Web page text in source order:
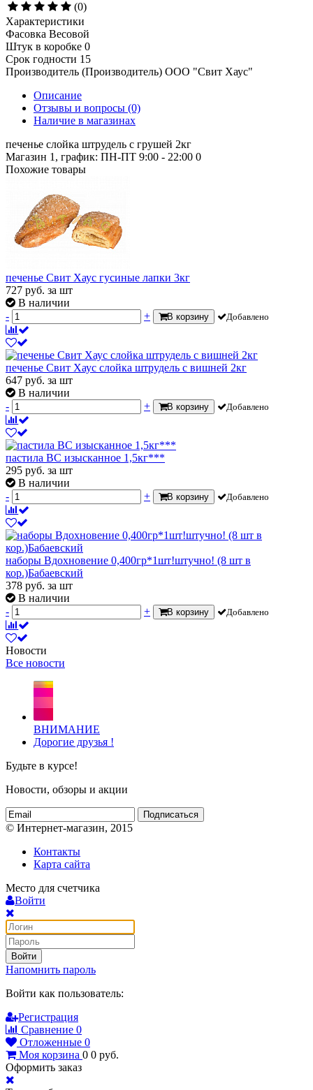
(0)
Характеристики
Фасовка Весовой
Штук в коробке 0
Срок годности 15
Производитель (Производитель) ООО "Свит Хаус"
Описание
Отзывы и вопросы (0)
Наличие в магазинах
печенье слойка штрудель с грушей 2кг
Магазин 1, график: ПН-ПТ 9:00 - 22:00 0
Похожие товары
печенье Свит Хаус гусиные лапки 3кг
727 руб. за шт
В наличии
-
+ В корзину Добавлено
печенье Свит Хаус слойка штрудель с вишней 2кг
647 руб. за шт
В наличии
-
+ В корзину Добавлено
пастила ВС изысканное 1,5кг***
295 руб. за шт
В наличии
-
+ В корзину Добавлено
наборы Вдохновение 0,400гр*1шт!штучно! (8 шт в
кор.)Бабаевский
378 руб. за шт
В наличии
-
+ В корзину Добавлено
Новости
Все новости
ВНИМАНИЕ
Дорогие друзья !
Будьте в курсе!
Новости, обзоры и акции
Подписаться
© Интернет-магазин, 2015
Контакты
Карта сайта
Место для счетчика
Войти
Войти
Напомнить пароль
Войти как пользователь:
Регистрация
Сравнение 0
Отложенные 0
Моя корзина 0 0 руб.
Оформить заказ